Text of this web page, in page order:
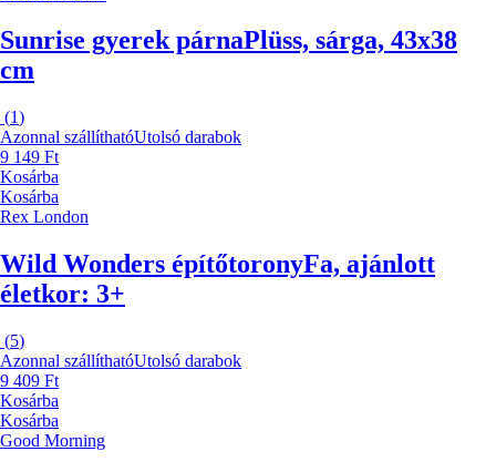
Sunrise gyerek párnaPlüss, sárga, 43x38
cm
(1)
Azonnal szállíthatóUtolsó darabok
9 149 Ft
Kosárba
Kosárba
Rex London
Wild Wonders építőtoronyFa, ajánlott
életkor: 3+
(5)
Azonnal szállíthatóUtolsó darabok
9 409 Ft
Kosárba
Kosárba
Good Morning